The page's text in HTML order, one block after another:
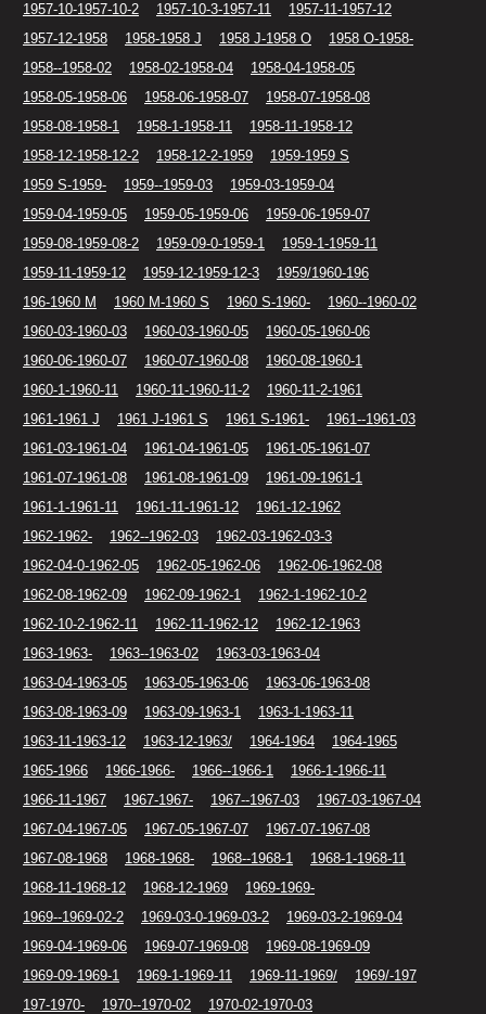
1957-10-1957-10-2
1957-10-3-1957-11
1957-11-1957-12
1957-12-1958
1958-1958 J 1958 J-1958 O
1958 O-1958-
1958--1958-02
1958-02-1958-04
1958-04-1958-05
1958-05-1958-06
1958-06-1958-07
1958-07-1958-08
1958-08-1958-1
1958-1-1958-11
1958-11-1958-12
1958-12-1958-12-2
1958-12-2-1959
1959-1959 S
1959 S-1959-
1959--1959-03
1959-03-1959-04
1959-04-1959-05
1959-05-1959-06
1959-06-1959-07
1959-08-1959-08-2
1959-09-0-1959-1
1959-1-1959-11
1959-11-1959-12
1959-12-1959-12-3
1959/1960-196
196-1960 M
1960 M-1960 S 1960 S-1960-
1960--1960-02
1960-03-1960-03
1960-03-1960-05
1960-05-1960-06
1960-06-1960-07
1960-07-1960-08
1960-08-1960-1
1960-1-1960-11
1960-11-1960-11-2
1960-11-2-1961
1961-1961 J
1961 J-1961 S 1961 S-1961-
1961--1961-03
1961-03-1961-04
1961-04-1961-05
1961-05-1961-07
1961-07-1961-08
1961-08-1961-09
1961-09-1961-1
1961-1-1961-11
1961-11-1961-12
1961-12-1962
1962-1962-
1962--1962-03
1962-03-1962-03-3
1962-04-0-1962-05
1962-05-1962-06
1962-06-1962-08
1962-08-1962-09
1962-09-1962-1
1962-1-1962-10-2
1962-10-2-1962-11
1962-11-1962-12
1962-12-1963
1963-1963-
1963--1963-02
1963-03-1963-04
1963-04-1963-05
1963-05-1963-06
1963-06-1963-08
1963-08-1963-09
1963-09-1963-1
1963-1-1963-11
1963-11-1963-12
1963-12-1963/ 1964-1964
1964-1965
1965-1966
1966-1966- 1966--1966-1
1966-1-1966-11
1966-11-1967
1967-1967- 1967--1967-03
1967-03-1967-04
1967-04-1967-05
1967-05-1967-07
1967-07-1967-08
1967-08-1968
1968-1968- 1968--1968-1
1968-1-1968-11
1968-11-1968-12
1968-12-1969
1969-1969-
1969--1969-02-2
1969-03-0-1969-03-2
1969-03-2-1969-04
1969-04-1969-06
1969-07-1969-08
1969-08-1969-09
1969-09-1969-1
1969-1-1969-11 1969-11-1969/
1969/-197
197-1970-
1970--1970-02
1970-02-1970-03